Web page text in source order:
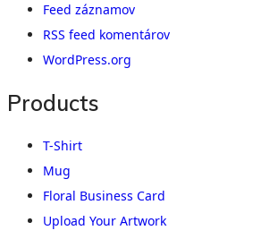
Feed záznamov
RSS feed komentárov
WordPress.org
Products
T-Shirt
Mug
Floral Business Card
Upload Your Artwork